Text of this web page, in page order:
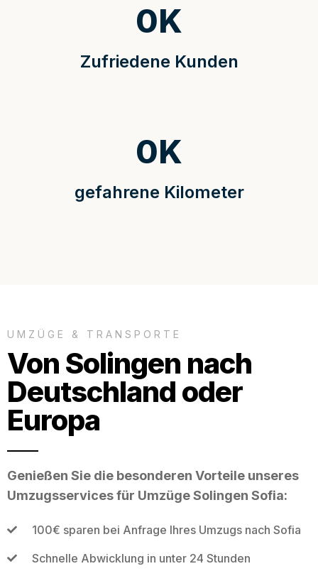
Zufriedene Kunden
0K
gefahrene Kilometer
0K
UMZÜGE & TRANSPORTE
Von Solingen nach
Deutschland oder
Europa
Genießen Sie die besonderen Vorteile unseres
Umzugsservices für Umzüge Solingen Sofia:
100€ sparen bei Anfrage Ihres Umzugs nach Sofia
Schnelle Abwicklung in unter 24 Stunden